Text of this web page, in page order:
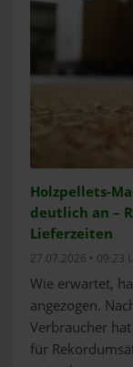
Holzpellets-
deutlich an –
Lieferzeiten
27.07.2026 • 09:23
Wie erwartet,
angezogen.
Verbraucher
für